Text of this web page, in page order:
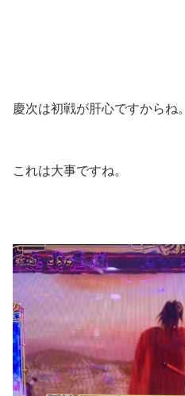
慶次は初戦が肝心ですからね。
これは大事ですね。